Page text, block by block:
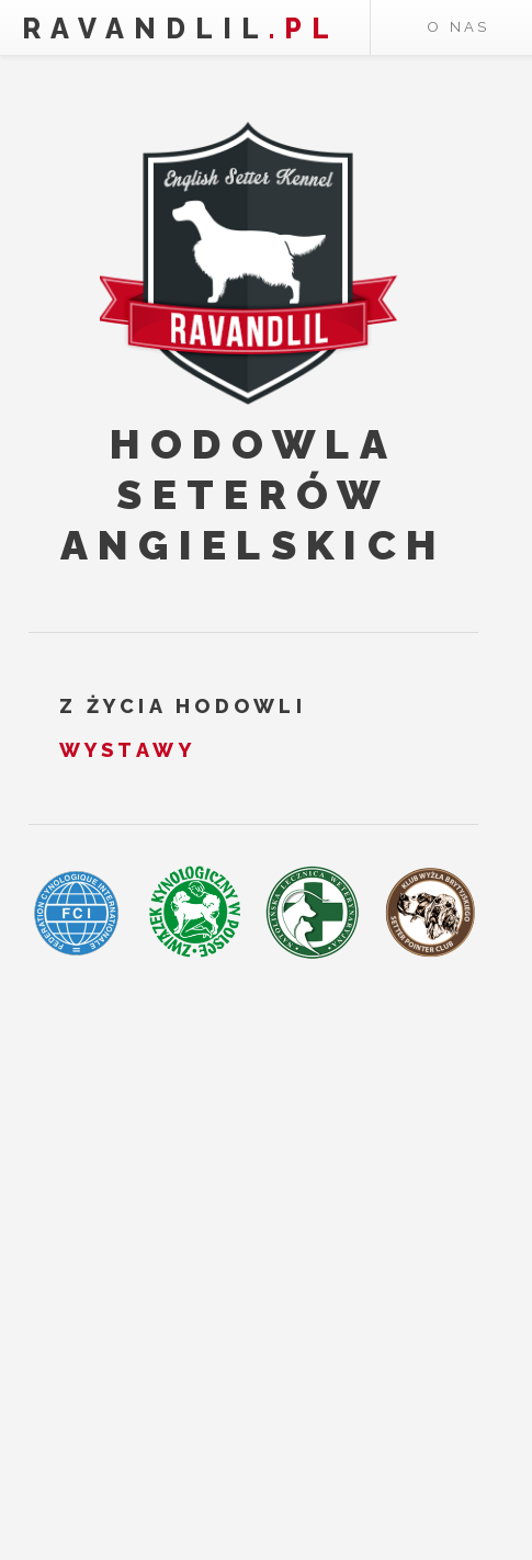
RAVANDLIL .PL O NAS
HODOWLA
SETERÓW
ANGIELSKICH
Z ŻYCIA HODOWLI
WYSTAWY